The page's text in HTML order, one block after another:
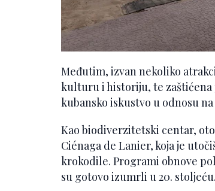
Međutim, izvan nekoliko
kulturu i historiju, te zaštićena
kubansko iskustvo u odnosu
Kao biodiverzitetski centar,
Ciénaga de Lanier, koja je
krokodile. Programi obnove
su gotovo izumrli u 20. stoljeću.